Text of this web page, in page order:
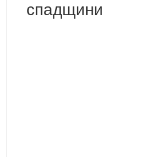
спадщини